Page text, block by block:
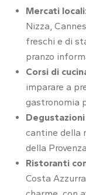
Mercati locali:
Nizza,
freschi e di
pranzo
Corsi di
imparare a
gastronomia
cantine della
della
Ristoranti
Costa